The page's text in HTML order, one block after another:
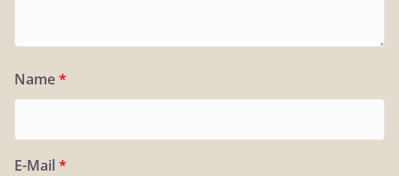
Name*
E-Mail *